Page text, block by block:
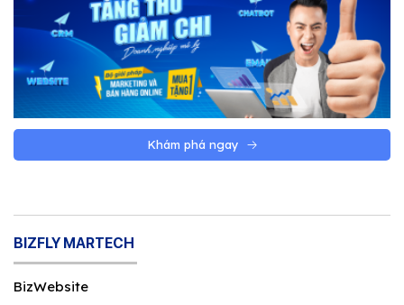
Khám phá ngay
BIZFLY MARTECH
BizWebsite